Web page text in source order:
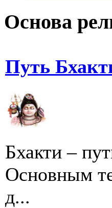
Основа
Путь
Бхакти –
Основным
д...